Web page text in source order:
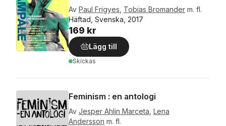
Av Paul Frigyes Tobias Bromander m. fl.
Häftad, Svenska, 2017
169 kr
Lägg till
Skickas
Feminism : en antologi
Av Jesper Ahlin Marceta Lena
Andersson m. fl.